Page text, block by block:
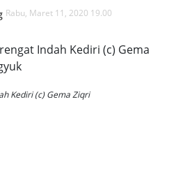
Rabu, Maret 11, 2020 19.00
Kediri (c) Gema Ziqri